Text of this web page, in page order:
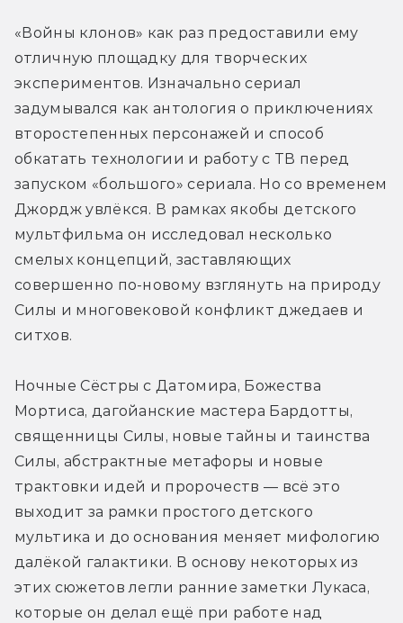
«Войны клонов» как раз предоставили ему
отличную площадку для творческих
экспериментов. Изначально сериал
задумывался как антология о приключениях
второстепенных персонажей и способ
обкатать технологии и работу с ТВ перед
запуском «большого» сериала. Но со временем
Джордж увлёкся. В рамках якобы детского
мультфильма он исследовал несколько
смелых концепций, заставляющих
совершенно по-новому взглянуть на природу
Силы и многовековой конфликт джедаев и
ситхов.
Ночные Сёстры с Датомира, Божества
Мортиса, дагойанские мастера Бардотты,
священницы Силы, новые тайны и таинства
Силы, абстрактные метафоры и новые
трактовки идей и пророчеств — всё это
выходит за рамки простого детского
мультика и до основания меняет мифологию
далёкой галактики. В основу некоторых из
этих сюжетов легли ранние заметки Лукаса,
которые он делал ещё при работе над